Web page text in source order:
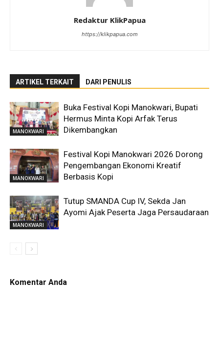
Redaktur KlikPapua
https://klikpapua.com
ARTIKEL TERKAIT DARI PENULIS
MANOKWARI
Buka Festival Kopi Manokwari, Bupati
Hermus Minta Kopi Arfak Terus
Dikembangkan
MANOKWARI
Festival Kopi Manokwari 2026 Dorong
Pengembangan Ekonomi Kreatif
Berbasis Kopi
MANOKWARI
Tutup SMANDA Cup IV, Sekda Jan
Ayomi Ajak Peserta Jaga Persaudaraan
Komentar Anda